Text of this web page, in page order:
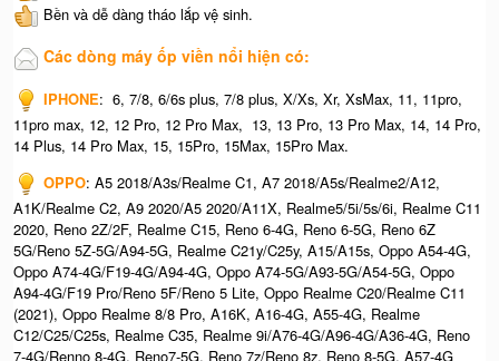
Bền và dễ dàng tháo lắp vệ sinh.
Các dòng máy ốp viền nổi hiện có:
IPHONE: 6, 7/8, 6/6s plus, 7/8 plus, X/Xs, Xr, XsMax, 11, 11pro,
11pro max, 12, 12 Pro, 12 Pro Max, 13, 13 Pro, 13 Pro Max, 14, 14 Pro,
14 Plus, 14 Pro Max, 15, 15Pro, 15Max, 15Pro Max.
OPPO: A5 2018/A3s/Realme C1, A7 2018/A5s/Realme2/A12,
A1K/Realme C2, A9 2020/A5 2020/A11X, Realme5/5i/5s/6i, Realme C11
2020, Reno 2Z/2F, Realme C15, Reno 6-4G, Reno 6-5G, Reno 6Z
5G/Reno 5Z-5G/A94-5G, Realme C21y/C25y, A15/A15s, Oppo A54-4G,
Oppo A74-4G/F19-4G/A94-4G, Oppo A74-5G/A93-5G/A54-5G, Oppo
A94-4G/F19 Pro/Reno 5F/Reno 5 Lite, Oppo Realme C20/Realme C11
(2021), Oppo Realme 8/8 Pro, A16K, A16-4G, A55-4G, Realme
C12/C25/C25s, Realme C35, Realme 9i/A76-4G/A96-4G/A36-4G, Reno
7-4G/Renno 8-4G, Reno7-5G, Reno 7z/Reno 8z, Reno 8-5G, A57-4G